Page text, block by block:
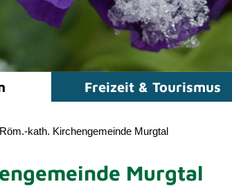
Freizeit & Tourismus
Röm.-kath. Kirchengemeinde Murgtal
Murgtal